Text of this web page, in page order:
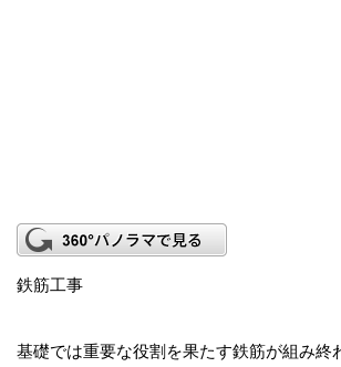
鉄筋工事
基礎では重要な役割を果たす鉄筋が組み終